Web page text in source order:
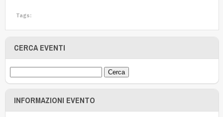
Tags:
CERCA EVENTI
INFORMAZIONI EVENTO